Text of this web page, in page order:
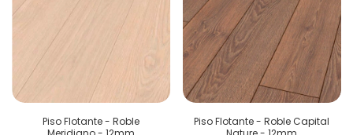
Piso Flotante - Roble
Piso Flotante - Roble Capital